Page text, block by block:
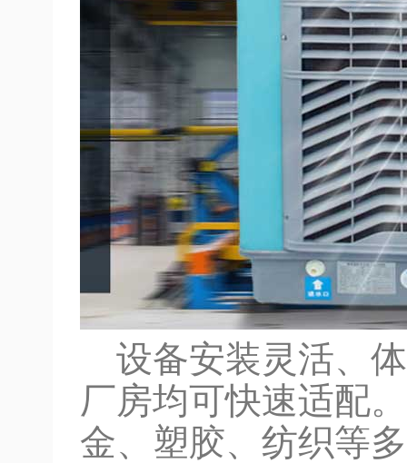
设备安装灵活、
厂房均可快速适配
金、塑胶、纺织等